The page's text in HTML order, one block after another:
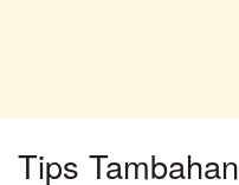
Tips Tambahan